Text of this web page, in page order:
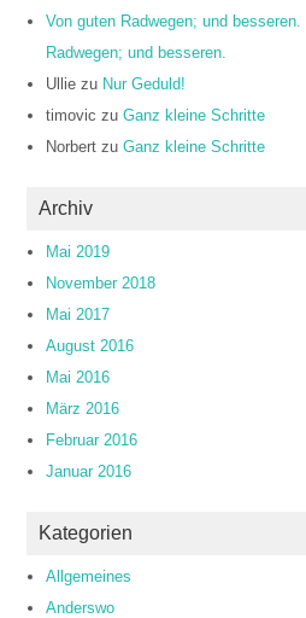
Von guten Radwegen; und besseren.
Radwegen; und besseren.
Ullie zu Nur Geduld!
timovic zuGanz kleine Schritte
Norbert zuGanz kleine Schritte
Archiv
Mai 2019
November 2018
Mai 2017
August 2016
Mai 2016
März 2016
Februar 2016
Januar 2016
Kategorien
Allgemeines
Anderswo